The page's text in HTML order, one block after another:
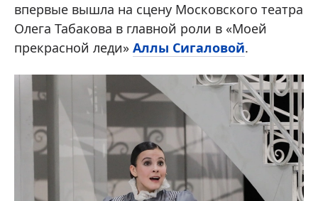
впервые вышла на сцену Московского театра
Олега Табакова в главной роли в «Моей
прекрасной леди» Аллы Сигаловой.